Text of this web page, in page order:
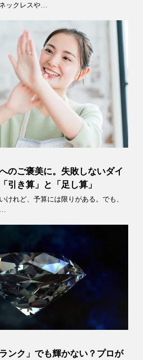
ックレスや…
のご褒美に。失敗しないダイ
引き算」と「足し算」
けれど、予算には限りがある。でも、
…
ンク」でも輝かない？プロが